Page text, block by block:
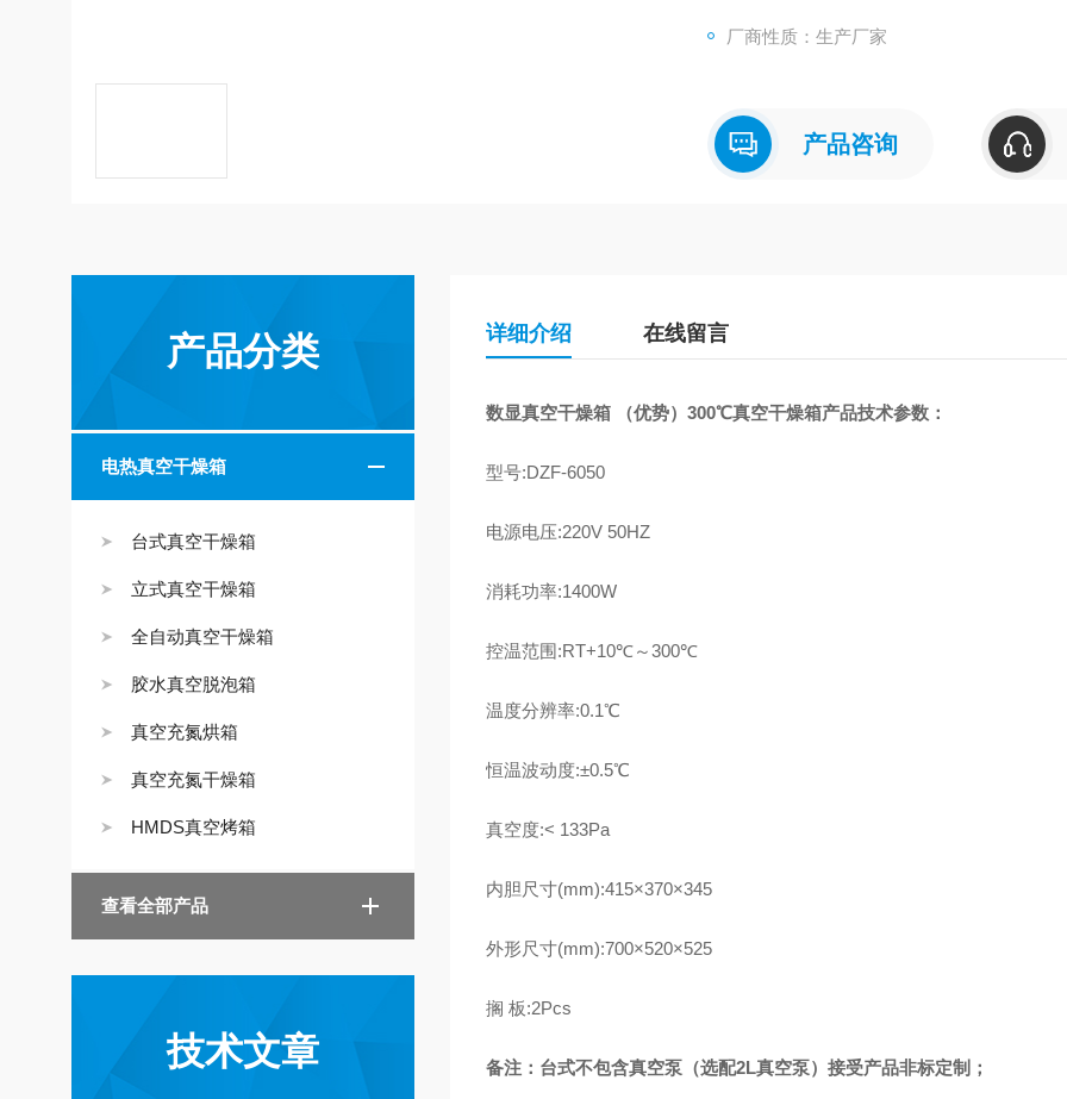
厂商性质：生产厂家
产品咨询
产品分类
电热真空干燥箱
台式真空干燥箱
立式真空干燥箱
全自动真空干燥箱
胶水真空脱泡箱
真空充氮烘箱
真空充氮干燥箱
HMDS真空烤箱
查看全部产品
技术文章
详细介绍 在线留言
数显真空干燥箱 （优势）​300℃真空干燥箱产品技术参数：
型号:DZF-6050
电源电压:220V 50HZ
消耗功率:1400W
控温范围:RT+10℃～300℃
温度分辨率:0.1℃
恒温波动度:±0.5℃
真空度:< 133Pa
内胆尺寸(mm):415×370×345
外形尺寸(mm):700×520×525
搁 板:2Pcs
备注：台式不包含真空泵（选配2L真空泵）接受产品非标定制；